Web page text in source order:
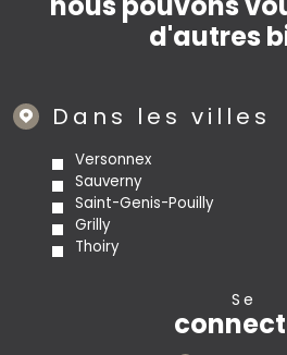
d'autres
Dans les villes
Versonnex
Sauverny
Saint-Genis-Pouilly
Grilly
Thoiry
se